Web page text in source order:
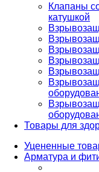
Клапаны
катушкой
Товары для
Уцененные
Арматура и